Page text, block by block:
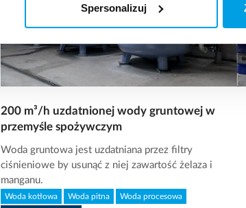
Spersonalizuj
200 m³/h uzdatnionej wody gruntowej w
przemyśle spożywczym
Woda gruntowa jest uzdatniana przez filtry
ciśnieniowe by usunąć z niej zawartość żelaza i
manganu.
Woda kotłowa Woda pitna Woda procesowa